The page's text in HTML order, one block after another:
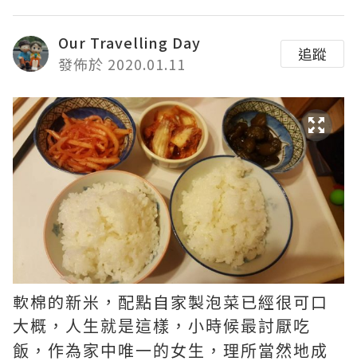
Our Travelling Day
發佈於 2020.01.11
追蹤
軟棉的新米，配點自家製泡菜已經很可口
大概，人生就是這樣，小時候最討厭吃
飯，作為家中唯一的女生，理所當然地成